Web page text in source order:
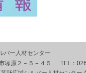
バー人材センター
原２－５－４５
TEL：